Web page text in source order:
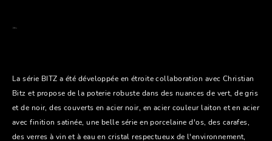
La série BITZ a été développée en étroite collaboration avec Christian
Bitz et propose de la poterie robuste dans des nuances de vert, de gris
et de noir, des couverts en acier noir, en acier couleur laiton et en acier
avec finition satinée, une belle série en porcelaine d'os, des carafes,
des verres à vin et à eau en cristal respectueux de l'environnement,